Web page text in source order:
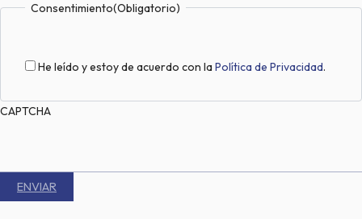
Consentimiento(Obligatorio)
He leído y estoy de acuerdo con laPolítica de Privacidad.
CAPTCHA